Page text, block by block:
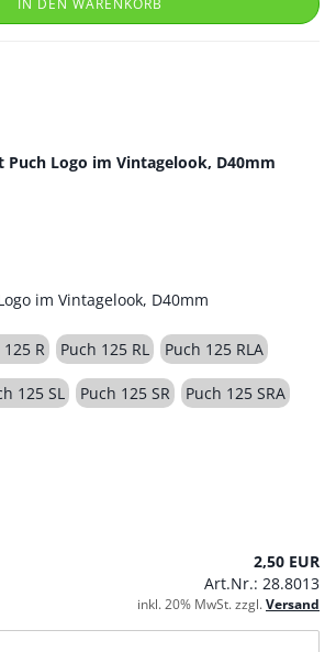
IN DEN WARENKORB
im Vintagelook, D40mm
125 R Puch 125 RL Puch 125 RLA
125 SL Puch 125 SR Puch 125 SRA
2,50 EUR
Art.Nr.: 28.8013
inkl. 20% MwSt. zzgl.Versand